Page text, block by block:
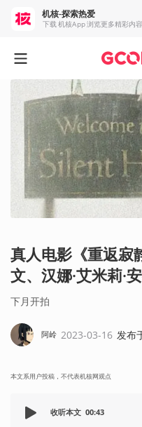
真人电影《重返寂
文、汉娜·艾米莉·
下月开拍
阿岭 2023-03-16 发布
本文系用户投稿，不代表机核网观点
收听本文 00:43
机核-探索热爱
下载 机核App 浏览更多精彩内容